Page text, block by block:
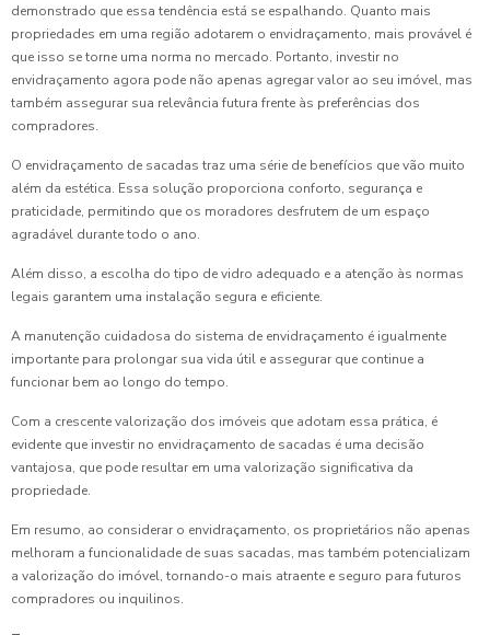
demonstrado que essa tendência está se espalhando. Quanto mais
propriedades em uma região adotarem o envidraçamento, mais provável é
que isso se torne uma norma no mercado. Portanto, investir no
envidraçamento agora pode não apenas agregar valor ao seu imóvel, mas
também assegurar sua relevância futura frente às preferências dos
compradores.
O envidraçamento de sacadas traz uma série de benefícios que vão muito
além da estética. Essa solução proporciona conforto, segurança e
praticidade, permitindo que os moradores desfrutem de um espaço
agradável durante todo o ano.
Além disso, a escolha do tipo de vidro adequado e a atenção às normas
legais garantem uma instalação segura e eficiente.
A manutenção cuidadosa do sistema de envidraçamento é igualmente
importante para prolongar sua vida útil e assegurar que continue a
funcionar bem ao longo do tempo.
Com a crescente valorização dos imóveis que adotam essa prática, é
evidente que investir no envidraçamento de sacadas é uma decisão
vantajosa, que pode resultar em uma valorização significativa da
propriedade.
Em resumo, ao considerar o envidraçamento, os proprietários não apenas
melhoram a funcionalidade de suas sacadas, mas também potencializam
a valorização do imóvel, tornando-o mais atraente e seguro para futuros
compradores ou inquilinos.